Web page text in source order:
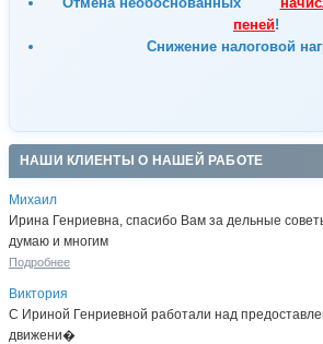
пеней!
Снижение налоговой
НАШИ КЛИЕНТЫ О НАШЕЙ РАБОТЕ
Михаил
Ирина Генриевна, спасибо Вам за дельные
думаю и многим
Подробнее
Виктория
С Ириной Генриевной работали над
движени�